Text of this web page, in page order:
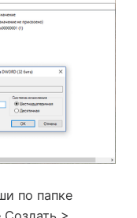
по папке